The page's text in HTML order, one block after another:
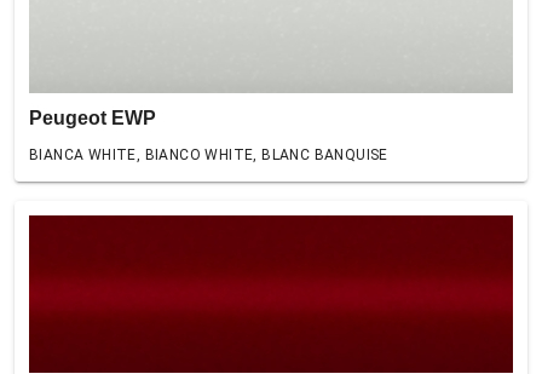
Peugeot EWP
BIANCA WHITE, BIANCO WHITE, BLANC BANQUISE